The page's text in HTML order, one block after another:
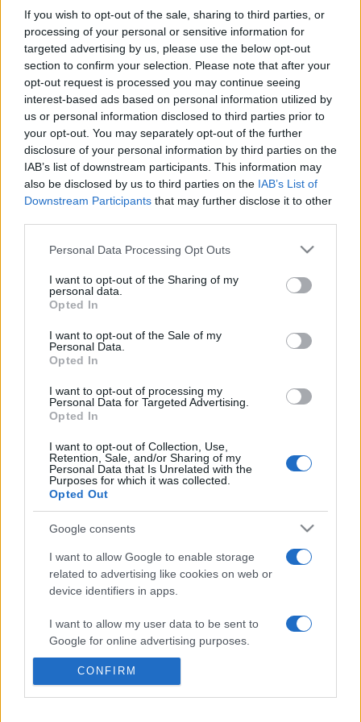
If you wish to opt-out of the sale, sharing to third parties, or
processing of your personal or sensitive information for
targeted advertising by us, please use the below opt-out
section to confirm your selection. Please note that after your
opt-out request is processed you may continue seeing
interest-based ads based on personal information utilized by
us or personal information disclosed to third parties prior to
your opt-out. You may separately opt-out of the further
disclosure of your personal information by third parties on the
IAB’s list of downstream participants. This information may
also be disclosed by us to third parties on the IAB’s List of
Downstream Participants that may further disclose it to other
Please note that this website/app uses one or more Google
not limited to your visit or usage behaviour. You may click to
grant or deny consent to Google and its third-party tags to
use your data for below specified purposes in below Google
consent section.
Personal Data Processing Opt Outs
I want to opt-out of the Sharing of my
personal data.
Opted In
I want to opt-out of the Sale of my
Personal Data.
Opted In
I want to opt-out of processing my
Personal Data for Targeted Advertising.
Opted In
I want to opt-out of Collection, Use,
Retention, Sale, and/or Sharing of my
Personal Data that Is Unrelated with the
Purposes for which it was collected.
Opted Out
Google consents
I want to allow Google to enable storage
related to advertising like cookies on web or
device identifiers in apps.
I want to allow my user data to be sent to
Google for online advertising purposes.
I want to allow Google to send me
CONFIRM
A Szegedi Kortárs Balett négy hét alatt 17 alkalommal
adja elő Carmina Burana című koreográfiáját.
CARMINA BURANA
Egy civilizáció romjain tengődő, életben maradásáért küzdő,
emberszerű barbár közösség rituálékkal teli életébe
pillantunk be, akik félelmeikkel harcolva, ösztöneik által
Egy lány, kinek eleve rövid élet adatott, egy pillanatra
boldognak érezheti magát: a szerelem minden rosszat
elfeledtető érzése elhiteti vele, hogy az élet más, szebb is
lehet. De Fortuna csalfa és kegyetlen, nem törődik a pillanat
mindannyian egyre többet tudnak meg önmagukról,
sorsukról, lehetőségeikről, emberi mivoltukról.
Zene: Carl Orff
Díszlet-jelmez: Molnár Zsuzsa
Balettigazgató: Pataki András
Koreográfus: Juronics Tamás
MEGOSZTÁS